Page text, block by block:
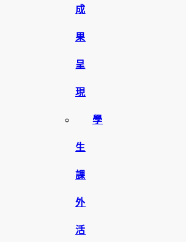
成
果
呈
現
學
生
課
外
活